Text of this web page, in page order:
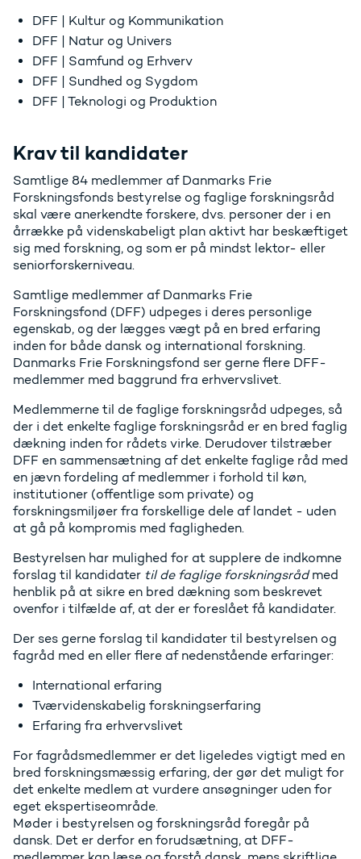
DFF | Kultur og Kommunikation
DFF | Natur og Univers
DFF | Samfund og Erhverv
DFF | Sundhed og Sygdom
DFF | Teknologi og Produktion
Krav til kandidater
Samtlige 84 medlemmer af Danmarks Frie
Forskningsfonds bestyrelse og faglige forskningsråd
skal være anerkendte forskere, dvs. personer der i en
årrække på videnskabeligt plan aktivt har beskæftiget
sig med forskning, og som er på mindst lektor- eller
seniorforskerniveau.
Samtlige medlemmer af Danmarks Frie
Forskningsfond (DFF) udpeges i deres personlige
egenskab, og der lægges vægt på en bred erfaring
inden for både dansk og international forskning.
Danmarks Frie Forskningsfond ser gerne flere DFF-
medlemmer med baggrund fra erhvervslivet.
Medlemmerne til de faglige forskningsråd udpeges, så
der i det enkelte faglige forskningsråd er en bred faglig
dækning inden for rådets virke. Derudover tilstræber
DFF en sammensætning af det enkelte faglige råd med
en jævn fordeling af medlemmer i forhold til køn,
institutioner (offentlige som private) og
forskningsmiljøer fra forskellige dele af landet - uden
at gå på kompromis med fagligheden.
Bestyrelsen har mulighed for at supplere de indkomne
forslag til kandidater til de faglige forskningsrådmed
henblik på at sikre en bred dækning som beskrevet
ovenfor i tilfælde af, at der er foreslået få kandidater.
Der ses gerne forslag til kandidater til bestyrelsen og
fagråd med en eller flere af nedenstående erfaringer:
International erfaring
Tværvidenskabelig forskningserfaring
Erfaring fra erhvervslivet
For fagrådsmedlemmer er det ligeledes vigtigt med en
bred forskningsmæssig erfaring, der gør det muligt for
det enkelte medlem at vurdere ansøgninger uden for
eget ekspertiseområde.
Møder i bestyrelsen og forskningsråd foregår på
dansk. Det er derfor en forudsætning, at DFF-